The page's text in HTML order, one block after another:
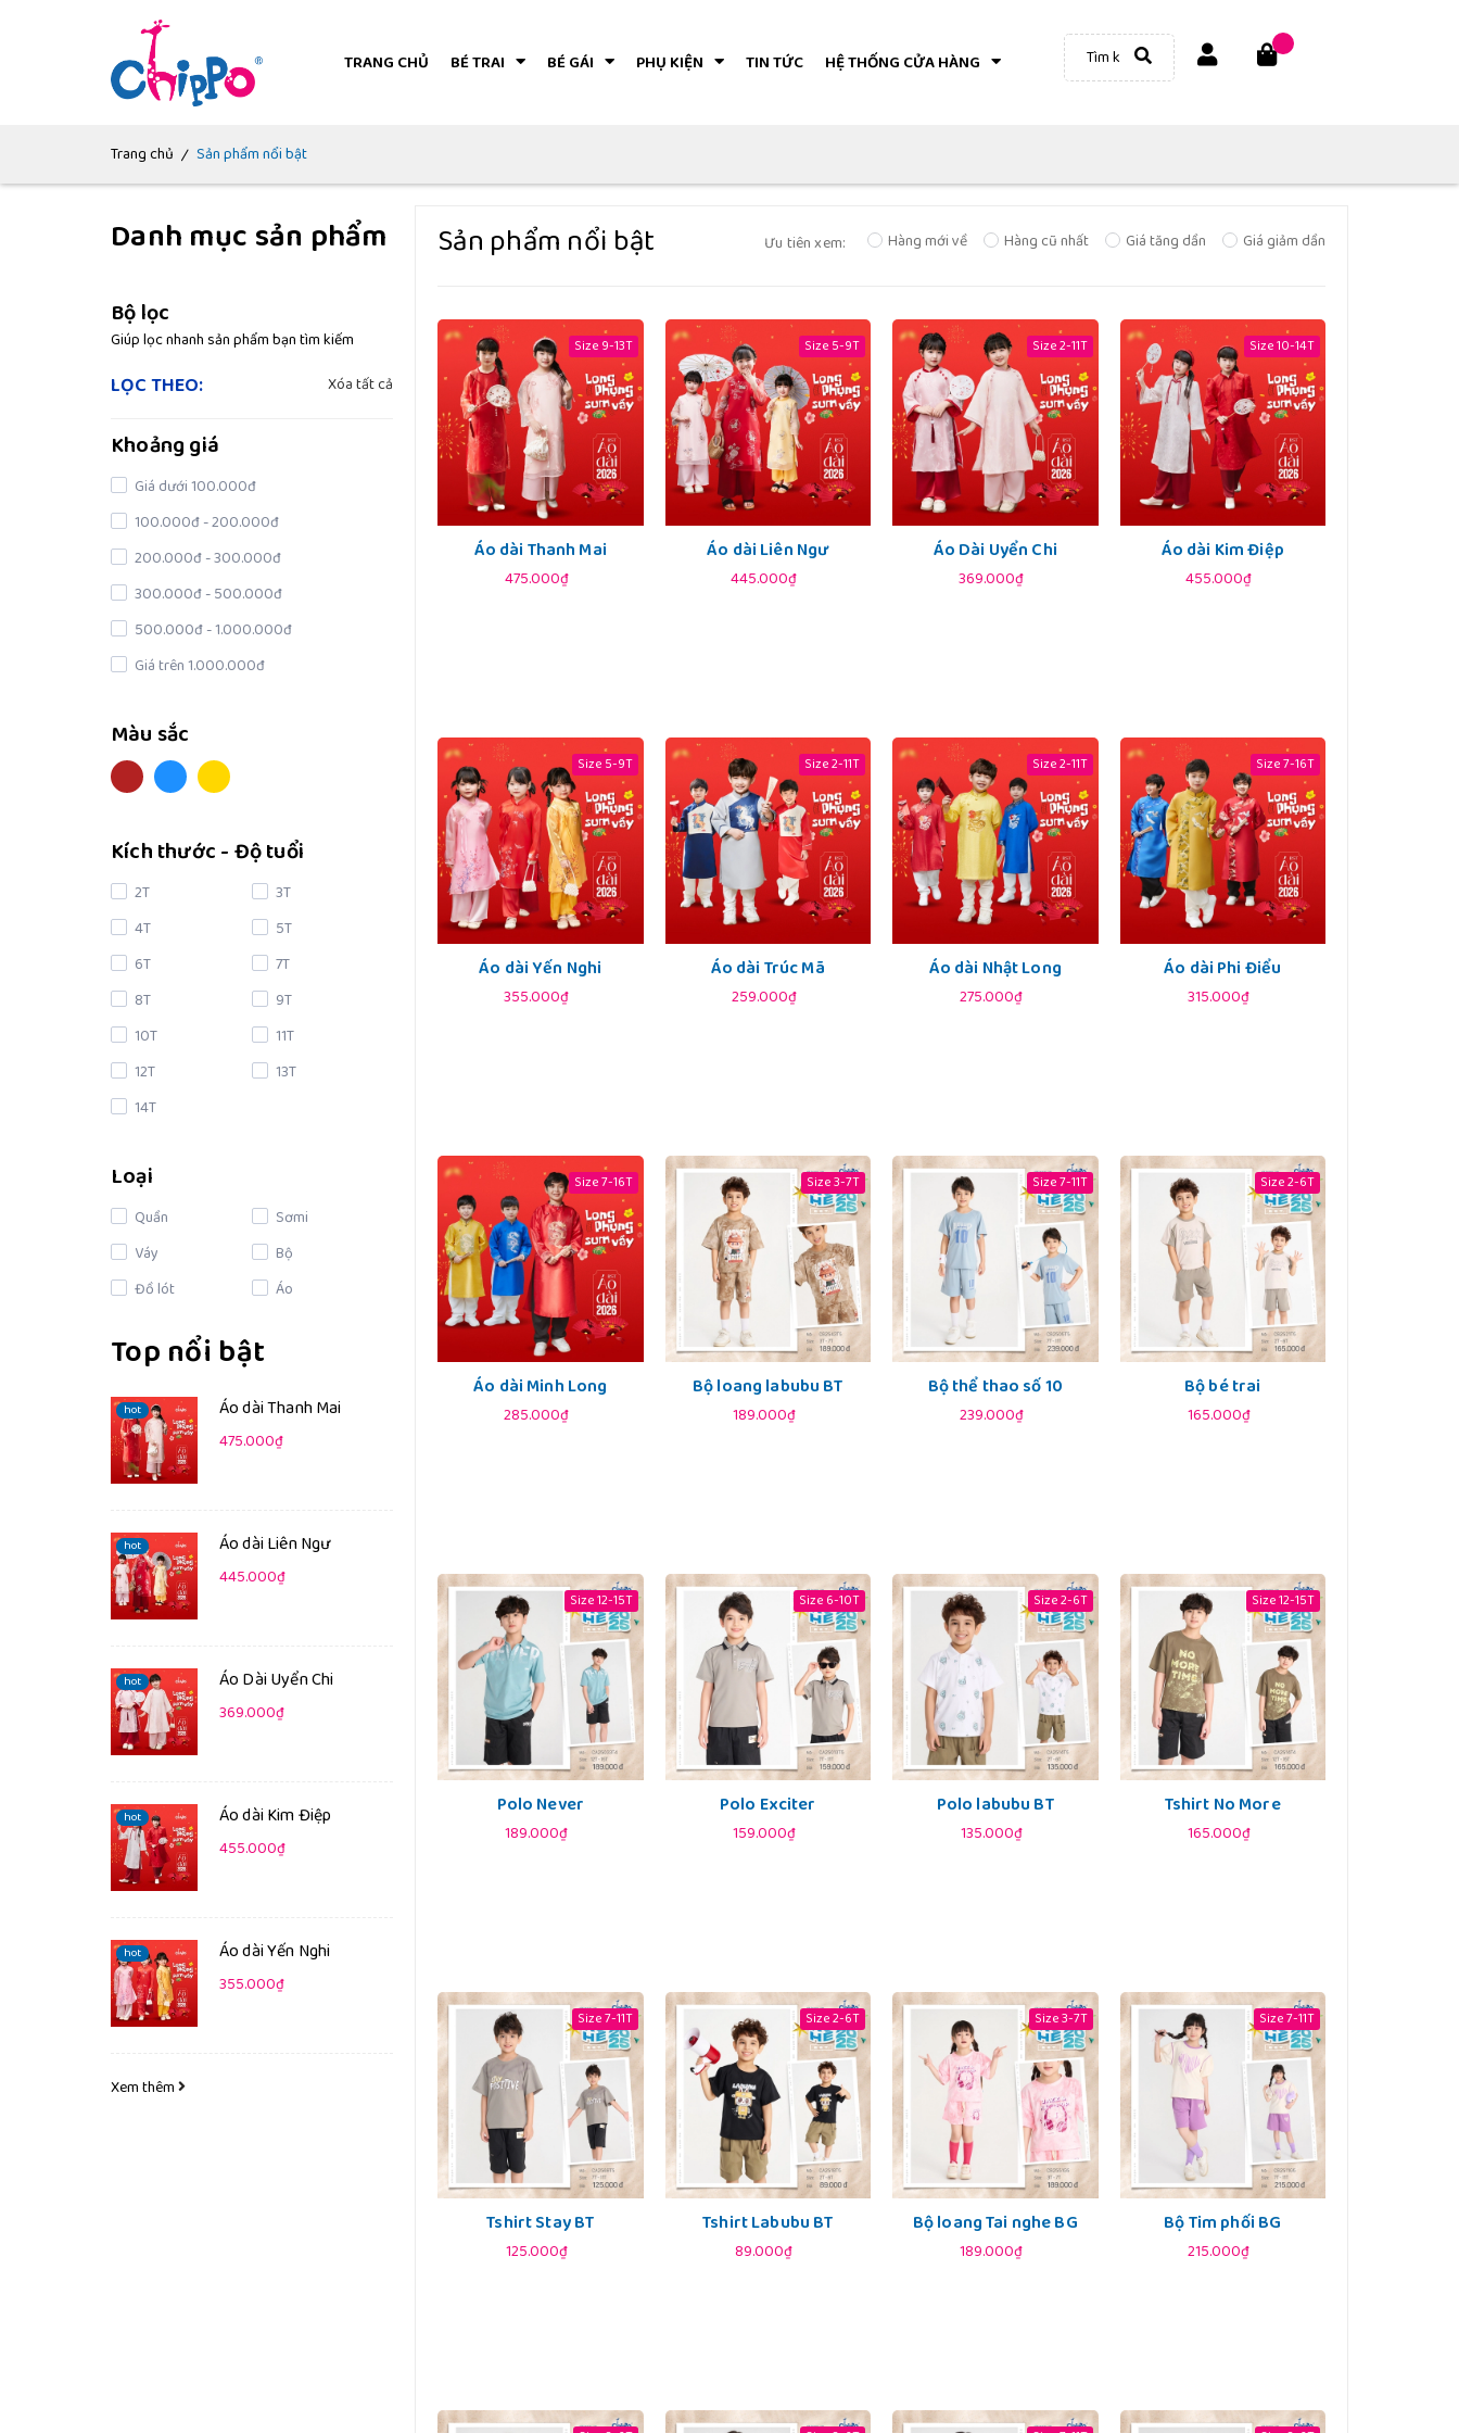
TRANG CHỦ BÉ TRAI BÉ GÁI PHỤ KIỆN TIN TỨC HỆ THỐNG CỬA HÀNG
Trang chủ | Sản phẩm nổi bật
Danh mục sản phẩm
Bộ lọc
Giúp lọc nhanh sản phẩm bạn tìm kiếm
LỌC THEO: Xóa tất cả
Khoảng giá
Giá dưới 100.000đ
100.000đ - 200.000đ
200.000đ - 300.000đ
300.000đ - 500.000đ
500.000đ - 1.000.000đ
Giá trên 1.000.000đ
Màu sắc
Kích thước - Độ tuổi
2T
3T
4T
5T
6T
7T
8T
9T
10T
11T
12T
13T
14T
Loại
Quần
Sơmi
Váy
Bộ
Đồ lót
Áo
Top nổi bật
hot Áo dài Thanh Mai
475.000₫
hot Áo dài Liên Ngư
445.000₫
hot Áo Dài Uyển Chi
369.000₫
hot Áo dài Kim Điệp
455.000₫
hot Áo dài Yến Nghi
355.000₫
Xem thêm
Sản phẩm nổi bật Ưu tiên xem: Hàng mới về Hàng cũ nhất Giá tăng dần Giá giảm dần
Size 9-13T
Áo dài Thanh Mai
475.000₫
Size 5-9T
Áo dài Liên Ngư
445.000₫
Size 2-11T
Áo Dài Uyển Chi
369.000₫
Size 10-14T
Áo dài Kim Điệp
455.000₫
Size 5-9T
Áo dài Yến Nghi
355.000₫
Size 2-11T
Áo dài Trúc Mã
259.000₫
Size 2-11T
Áo dài Nhật Long
275.000₫
Size 7-16T
Áo dài Phi Điểu
315.000₫
Size 7-16T
Áo dài Minh Long
285.000₫
Size 3-7T
Bộ loang labubu BT
189.000₫
Size 7-11T
Bộ thể thao số 10
239.000₫
Size 2-6T
Bộ bé trai
165.000₫
Size 12-15T
Polo Never
189.000₫
Size 6-10T
Polo Exciter
159.000₫
Size 2-6T
Polo labubu BT
135.000₫
Size 12-15T
Tshirt No More
165.000₫
Size 7-11T
Tshirt Stay BT
125.000₫
Size 2-6T
Tshirt Labubu BT
89.000₫
Size 3-7T
Bộ loang Tai nghe BG
189.000₫
Size 7-11T
Bộ Tim phối BG
215.000₫